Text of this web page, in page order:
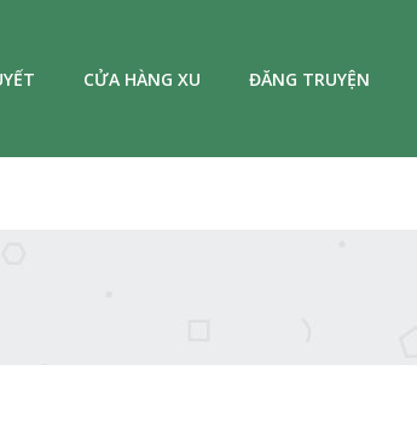
CỬA HÀNG XU ĐĂNG TRUYỆN